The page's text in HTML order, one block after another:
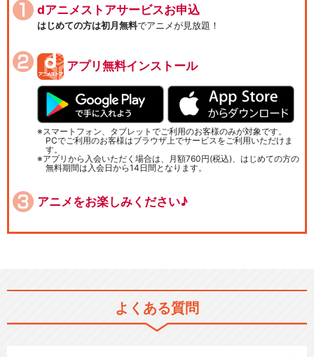
dアニメストアサービスお申込
はじめての方は初月無料でアニメが見放題！
アプリ無料インストール
スマートフォン、タブレットでご利用のお客様のみが対象です。
PCでご利用のお客様はブラウザ上でサービスをご利用いただけま
す。
アプリから入会いただく場合は、月額760円(税込)、はじめての方の
無料期間は入会日から14日間となります。
アニメをお楽しみください♪
よくある質問